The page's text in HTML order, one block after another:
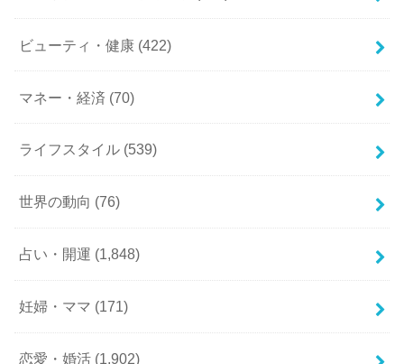
ビューティ・健康 (422)
マネー・経済 (70)
ライフスタイル (539)
世界の動向 (76)
占い・開運 (1,848)
妊婦・ママ (171)
恋愛・婚活 (1,902)